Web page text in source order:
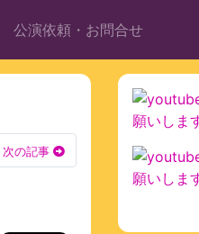
公演依頼・お問合せ
次の記事